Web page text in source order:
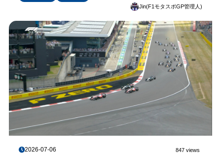
Jin(F1モタスポGP管理人)
2026-07-06 847 views